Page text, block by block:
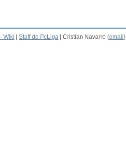
Wiki Staff de PcLiga | Cristian Navarro (email )